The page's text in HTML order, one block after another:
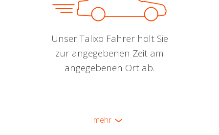
Unser Talixo Fahrer holt Sie
zur angegebenen Zeit am
angegebenen Ort ab.
mehr